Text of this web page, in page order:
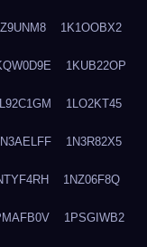
1K1OOBX2
1KUB22OP
1LO2KT45
1N3R82X5
1NZ06F8Q
1PSGIWB2